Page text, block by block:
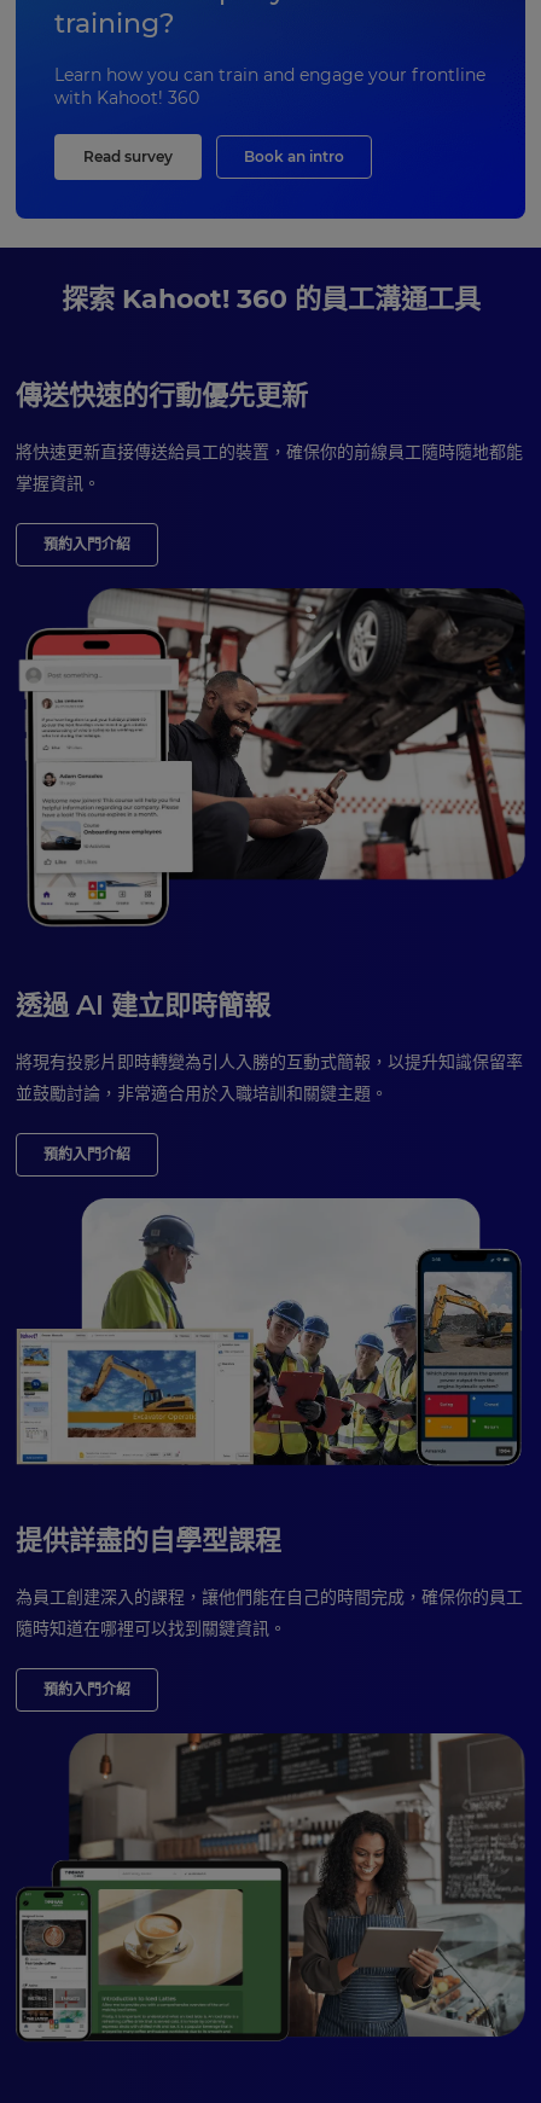
training?
Learn how you can train and engage your frontline
with Kahoot! 360
Read survey Book an intro
探索 Kahoot! 360 的員工溝通工具
傳送快速的行動優先更新
將快速更新直接傳送給員工的裝置，確保你的前線員工隨時隨地都能
掌握資訊。
預約入門介紹
透過 AI 建立即時簡報
將現有投影片即時轉變為引人入勝的互動式簡報，以提升知識保留率
並鼓勵討論，非常適合用於入職培訓和關鍵主題。
預約入門介紹
提供詳盡的自學型課程
為員工創建深入的課程，讓他們能在自己的時間完成，確保你的員工
隨時知道在哪裡可以找到關鍵資訊。
預約入門介紹